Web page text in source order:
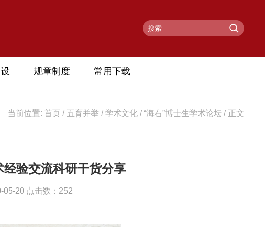
规章制度 常用下载
当前位置: 首页 / 五育并举 /学术文化 /“海右”博士生学术论坛 / 正文
经验交流科研干货分享
20 点击数： 252